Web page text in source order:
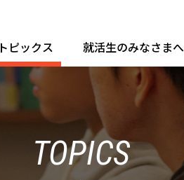
トピックス 就活生のみなさまへ
TOPICS